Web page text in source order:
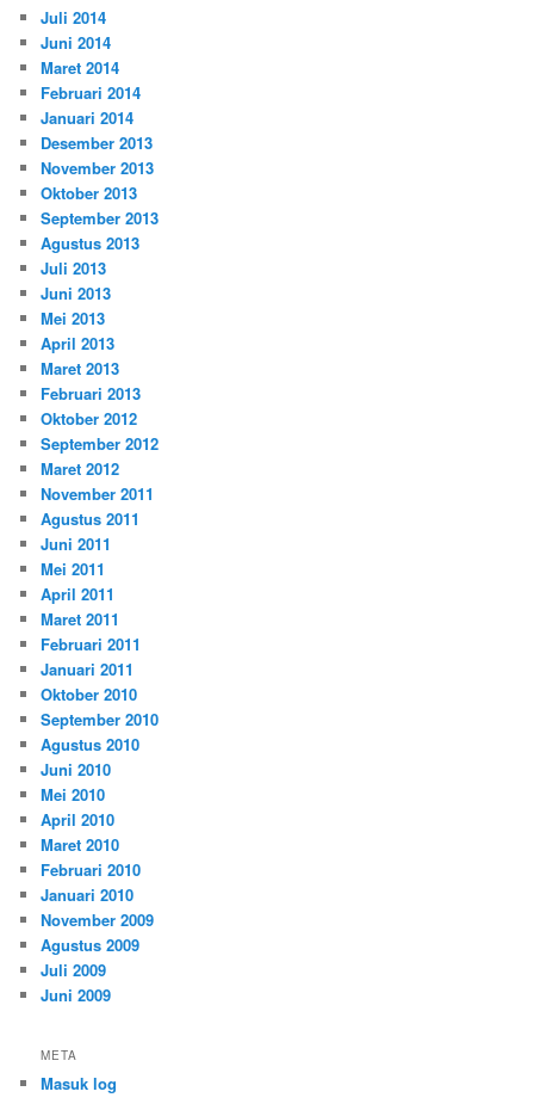
Juli 2014
Juni 2014
Maret 2014
Februari 2014
Januari 2014
Desember 2013
November 2013
Oktober 2013
September 2013
Agustus 2013
Juli 2013
Juni 2013
Mei 2013
April 2013
Maret 2013
Februari 2013
Oktober 2012
September 2012
Maret 2012
November 2011
Agustus 2011
Juni 2011
Mei 2011
April 2011
Maret 2011
Februari 2011
Januari 2011
Oktober 2010
September 2010
Agustus 2010
Juni 2010
Mei 2010
April 2010
Maret 2010
Februari 2010
Januari 2010
November 2009
Agustus 2009
Juli 2009
Juni 2009
META
Masuk log